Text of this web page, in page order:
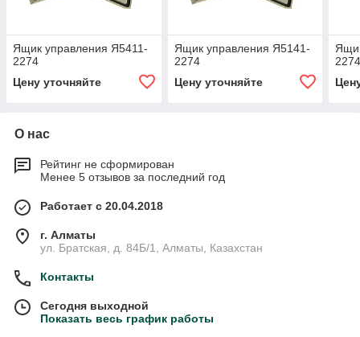
Ящик управления Я5411-
2274
Цену уточняйте
Ящик управления Я5141-
2274
Цену уточняйте
О нас
Рейтинг не сформирован
Менее 5 отзывов за последний год
Работает с 20.04.2018
г. Алматы
ул. Братская, д. 84Б/1, Алматы, Казахстан
Контакты
Сегодня выходной
Показать весь график работы